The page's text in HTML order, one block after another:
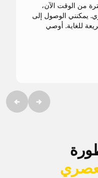
من الوقت الآن،
يمكنني الوصول إلى
للغاية. أوصي